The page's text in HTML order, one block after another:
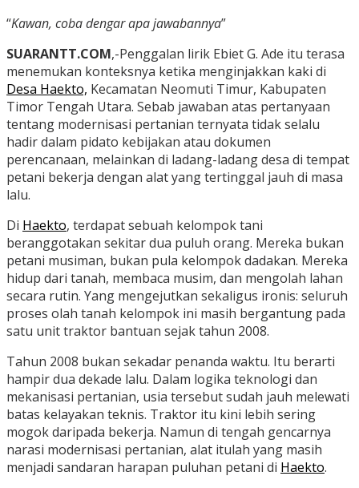
“Kawan, coba dengar apa jawabannya”
SUARANTT.COM,-Penggalan lirik Ebiet G. Ade itu terasa
menemukan konteksnya ketika menginjakkan kaki di
Desa Haekto, Kecamatan Neomuti Timur, Kabupaten
Timor Tengah Utara. Sebab jawaban atas pertanyaan
tentang modernisasi pertanian ternyata tidak selalu
hadir dalam pidato kebijakan atau dokumen
perencanaan, melainkan di ladang-ladang desa di tempat
petani bekerja dengan alat yang tertinggal jauh di masa
lalu.
Di Haekto, terdapat sebuah kelompok tani
beranggotakan sekitar dua puluh orang. Mereka bukan
petani musiman, bukan pula kelompok dadakan. Mereka
hidup dari tanah, membaca musim, dan mengolah lahan
secara rutin. Yang mengejutkan sekaligus ironis: seluruh
proses olah tanah kelompok ini masih bergantung pada
satu unit traktor bantuan sejak tahun 2008.
Tahun 2008 bukan sekadar penanda waktu. Itu berarti
hampir dua dekade lalu. Dalam logika teknologi dan
mekanisasi pertanian, usia tersebut sudah jauh melewati
batas kelayakan teknis. Traktor itu kini lebih sering
mogok daripada bekerja. Namun di tengah gencarnya
narasi modernisasi pertanian, alat itulah yang masih
menjadi sandaran harapan puluhan petani di Haekto.